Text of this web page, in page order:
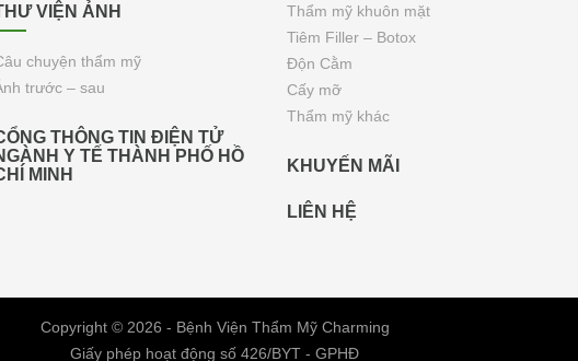
VIỆN ẢNH
chuyện thẩm mỹ
trước – sau
THÔNG TIN ĐIỆN TỬ
Y TẾ THÀNH PHỐ HỒ
MINH
Thẩm mỹ khuôn mặt
Tiêm Filler – Botox
Độn Cằm
Cấy mỡ
Thẩm mỹ khác
KHUYẾN MÃI
LIÊN HỆ
Copyright © 2026 - Bệnh Viện Thẩm Mỹ Charming
Giấy phép hoạt động số 426/BYT - GPHĐ